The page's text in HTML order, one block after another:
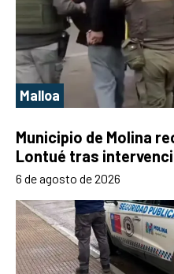
Malloa
Municipio de Molina
Lontué tras
6 de agosto de 2026